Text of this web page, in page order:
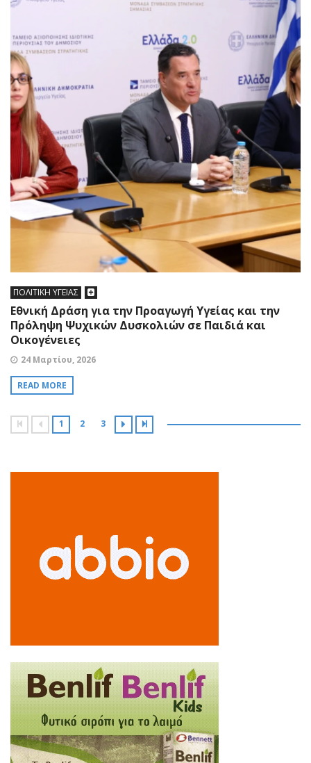
ΠΟΛΙΤΙΚΗ ΥΓΕΙΑΣ
Εθνική Δράση για την Προαγωγή Υγείας και την
Πρόληψη Ψυχικών Δυσκολιών σε Παιδιά και
Οικογένειες
24 Μαρτίου, 2026
READ MORE
1 2 3